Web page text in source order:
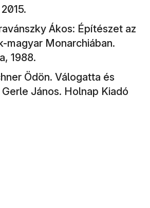
Ákos: Építészet az
magyar Monarchiában.
1988.
Ödön. Válogatta és
János. Holnap Kiadó